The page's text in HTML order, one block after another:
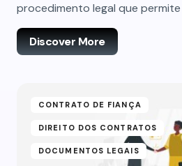
procedimento legal que
Discover More
CONTRATO DE FIANÇA
DIREITO DOS CONTRATOS
DOCUMENTOS LEGAIS